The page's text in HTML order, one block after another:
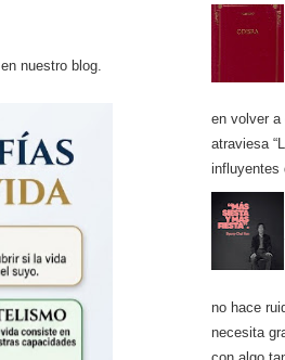
en nuestro blog.
en volver a
atraviesa
influyentes
no hace
necesita